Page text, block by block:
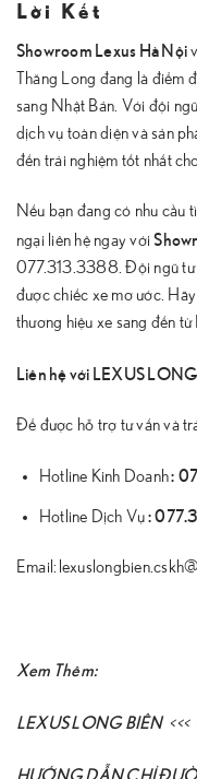
Lời Kết
Showroom Lexus Hà Nội
Thăng Long đang là điểm
sang Nhật Bản. Với đội
dịch vụ toàn diện và sản
đến trải nghiệm tốt nhất
Nếu bạn đang có nhu cầu
ngại liên hệ ngay với
077.313.3388. Đội ngũ tư
được chiếc xe mơ ước.
thương hiệu xe sang đến
Liên hệ với LEXUS
Để được hỗ trợ tư vấn và
Hotline Kinh Doanh:
Hotline Dịch Vụ:
Email:
Xem Thêm:
LEXUS LONG BIÊN <<<
HƯỚNG DẪN CHỈ